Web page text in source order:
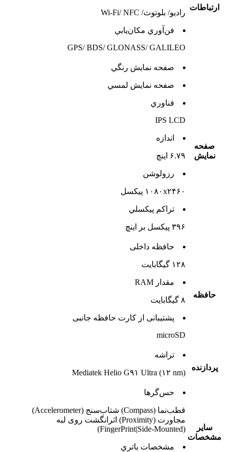
ارتباطات
رادیو/ بلوتوث/ Wi-Fi/ NFC
فن‌آوري مکان‌يابي
GPS/ BDS/ GLONASS/ GALILEO
صفحه
نمايش
صفحه نمايش رنگي
صفحه نمايش لمسي
فناوري
IPS LCD
اندازه
۶.۷۹ اینچ
رزولوشن
۱۰۸۰x۲۴۶۰ پیکسل
تراکم پيکسلي
۳۹۶ پیکسل بر اینچ
حافظه
حافظه داخلی
۱۲۸ گیگابایت
مقدار RAM
۸ گیگابایت
پشتيبانی از کارت حافظه جانبی
microSD
پردازنده
تراشه
Mediatek Helio G۹۱ Ultra (۱۲ nm)
ساير
مشخصات
حس‌گرها
قطب‌نما (Compass) شتاب‌سنج (Accelerometer)
مجاورت (Proximity) اثرانگشت روی لبه
(FingerPrint|Side-Mounted)
مشخصات باتري